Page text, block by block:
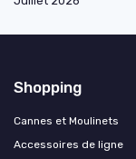
Shopping
Cannes et Moulinets
Accessoires de ligne